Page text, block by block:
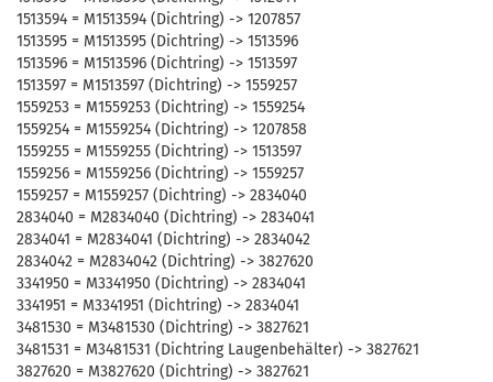
1513594 = M1513594 (Dichtring) -> 1207857
1513595 = M1513595 (Dichtring) -> 1513596
1513596 = M1513596 (Dichtring) -> 1513597
1513597 = M1513597 (Dichtring) -> 1559257
1559253 = M1559253 (Dichtring) -> 1559254
1559254 = M1559254 (Dichtring) -> 1207858
1559255 = M1559255 (Dichtring) -> 1513597
1559256 = M1559256 (Dichtring) -> 1559257
1559257 = M1559257 (Dichtring) -> 2834040
2834040 = M2834040 (Dichtring) -> 2834041
2834041 = M2834041 (Dichtring) -> 2834042
2834042 = M2834042 (Dichtring) -> 3827620
3341950 = M3341950 (Dichtring) -> 2834041
3341951 = M3341951 (Dichtring) -> 2834041
3481530 = M3481530 (Dichtring) -> 3827621
3481531 = M3481531 (Dichtring Laugenbehälter) -> 3827621
3827620 = M3827620 (Dichtring) -> 3827621